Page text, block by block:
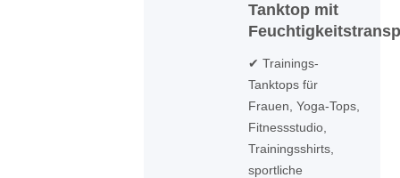
Tanktop mit
✔ Trainings-
Tanktops für
Frauen, Yoga-Tops,
Fitnessstudio,
Trainingsshirts,
sportliche